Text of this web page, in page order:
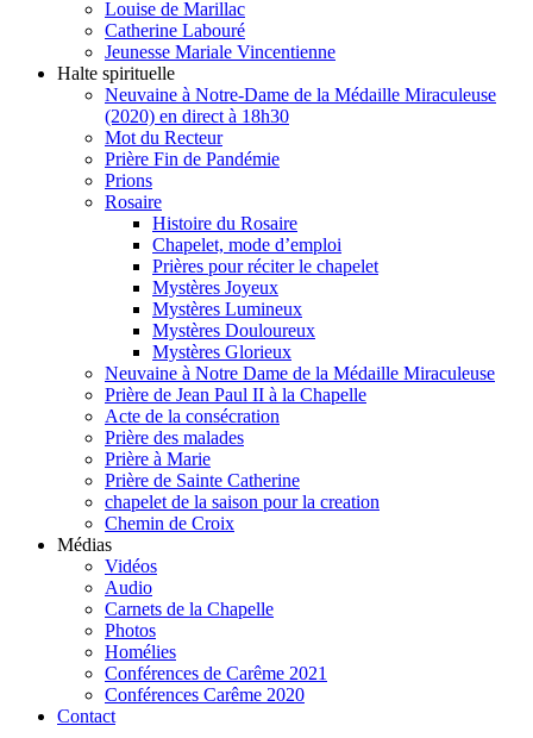
Louise de Marillac
Catherine Labouré
Jeunesse Mariale Vincentienne
Halte spirituelle
Neuvaine à Notre-Dame de la Médaille Miraculeuse
(2020) en direct à 18h30
Mot du Recteur
Prière Fin de Pandémie
Prions
Rosaire
Histoire du Rosaire
Chapelet, mode d’emploi
Prières pour réciter le chapelet
Mystères Joyeux
Mystères Lumineux
Mystères Douloureux
Mystères Glorieux
Neuvaine à Notre Dame de la Médaille Miraculeuse
Prière de Jean Paul II à la Chapelle
Acte de la consécration
Prière des malades
Prière à Marie
Prière de Sainte Catherine
chapelet de la saison pour la creation
Chemin de Croix
Médias
Vidéos
Audio
Carnets de la Chapelle
Photos
Homélies
Conférences de Carême 2021
Conférences Carême 2020
Contact